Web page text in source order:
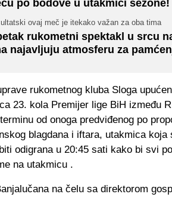
po bodove u utakmici sezone!
ovaj meč je itekako važan za oba tima
rukometni spektakl u srcu
najavljuju atmosferu za
rukometnog kluba Sloga
23. kola Premijer lige BiH između
od onoga predviđenog po
blagdana i iftara, utakmica
odigrana u 20:45 sati kako bi svi
na utakmicu .
na čelu sa direktorom